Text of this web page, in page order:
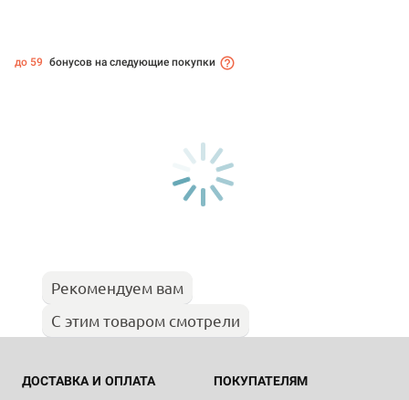
до 59 бонусов на следующие покупки
Рекомендуем вам
С этим товаром смотрели
ДОСТАВКА И ОПЛАТА ПОКУПАТЕЛЯМ